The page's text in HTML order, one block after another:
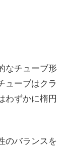
なチューブ形
ューブはクラ
わずかに楕円
のバランスを